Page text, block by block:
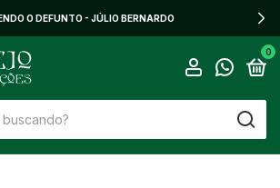
O DEFUNTO - JÚLIO BERNARDO
0